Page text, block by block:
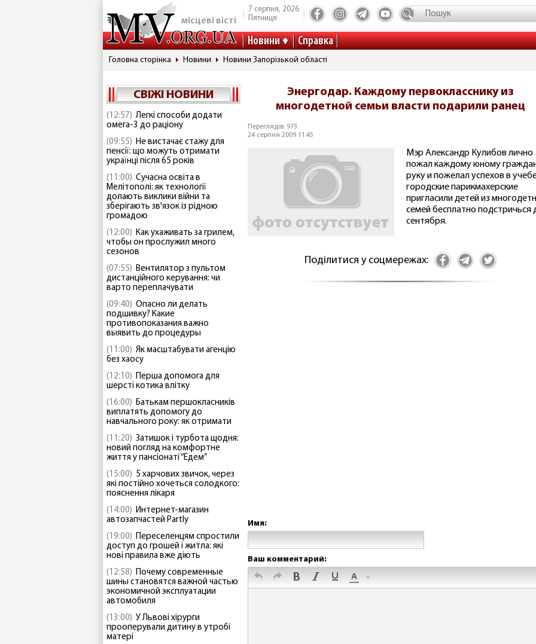
місцеві вісті
7 серпня, 2026
Пятниця
Новини Справка
Головна сторінка Новини Новини Запорізькой області
СВІЖІ НОВИНИ
(12:57) Легкі способи додати
омега-3 до раціону
(09:55) Не вистачає стажу для
пенсії: що можуть отримати
українці після 65 років
(11:00) Сучасна освіта в
Мелітополі: як технології
долають виклики війни та
зберігають зв'язок із рідною
громадою
(12:00) Как ухаживать за грилем,
чтобы он прослужил много
сезонов
(07:55) Вентилятор з пультом
дистанційного керування: чи
варто переплачувати
(09:40) Опасно ли делать
подшивку? Какие
противопоказания важно
выявить до процедуры
(11:00) Як масштабувати агенцію
без хаосу
(12:10) Перша допомога для
шерсті котика влітку
(16:00) Батькам першокласників
виплатять допомогу до
навчального року: як отримати
(11:20) Затишок і турбота щодня:
новий погляд на комфортне
життя у пансіонаті “Едем”
(15:00) 5 харчових звичок, через
які постійно хочеться солодкого:
пояснення лікаря
(14:00) Интернет-магазин
автозапчастей Partly
(19:00) Переселенцям спростили
доступ до грошей і житла: які
нові правила вже діють
(12:58) Почему современные
шины становятся важной частью
экономичной эксплуатации
автомобиля
(13:00) У Львові хірурги
прооперували дитину в утробі
матері
Энергодар. Каждому первокласснику из
многодетной семьи власти подарили ранец
Переглядів: 973
24 серпня 2009 11:45
Мэр Александр Кулибов лично
пожал каждому юному
руку и пожелал успехов в
городские парикмахерские
пригласили детей из
семей бесплатно подстричься
сентября.
Поділитися у соцмережах:
Имя:
Ваш комментарий: